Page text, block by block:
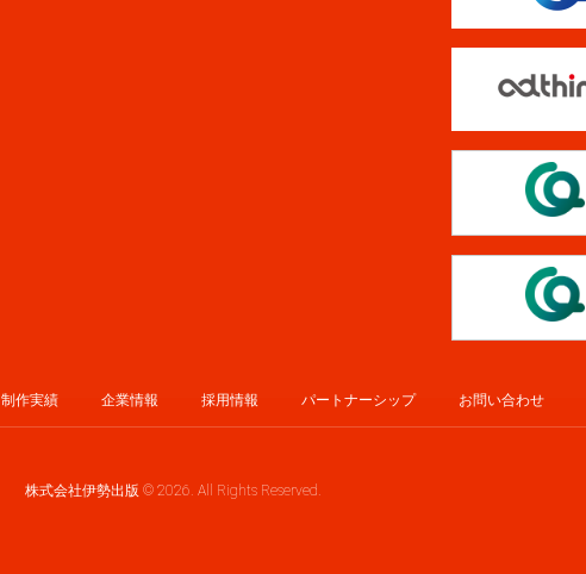
制作実績 企業情報 採用情報 パートナーシップ お問い合わせ
株式会社伊勢出版 © 2026. All Rights Reserved.